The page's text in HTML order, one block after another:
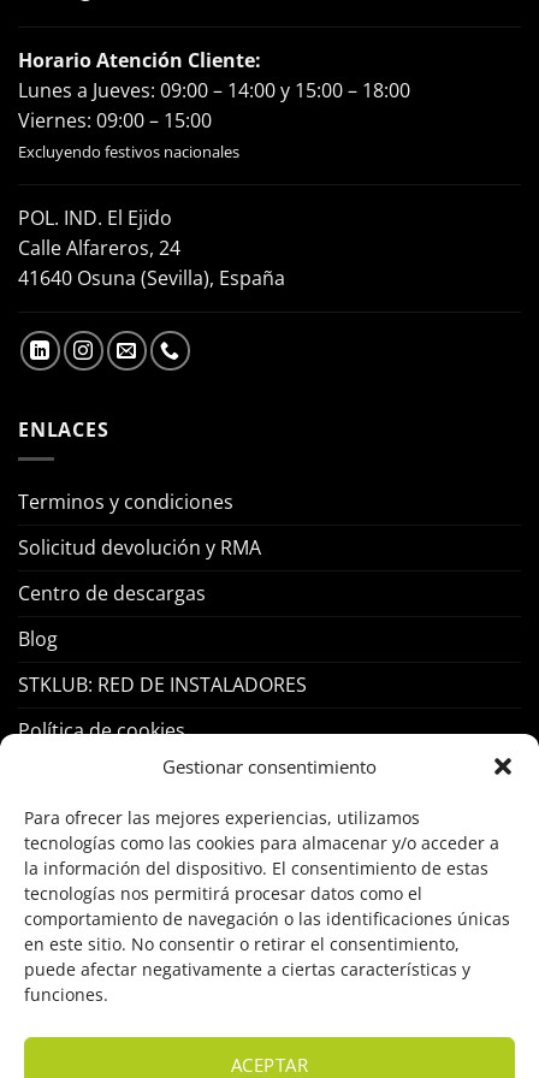
Gestionar consentimiento
Para ofrecer las mejores experiencias, utilizamos
tecnologías como las cookies para almacenar y/o acceder a
la información del dispositivo. El consentimiento de estas
tecnologías nos permitirá procesar datos como el
comportamiento de navegación o las identificaciones únicas
en este sitio. No consentir o retirar el consentimiento,
puede afectar negativamente a ciertas características y
funciones.
ACEPTAR
Horario Atención Cliente:
Lunes a Jueves: 09:00 – 14:00 y 15:00 – 18:00
Viernes: 09:00 – 15:00
Excluyendo festivos nacionales
POL. IND. El Ejido
Calle Alfareros, 24
41640 Osuna (Sevilla), España
ENLACES
Terminos y condiciones
Solicitud devolución y RMA
Centro de descargas
Blog
STKLUB: RED DE INSTALADORES
Política de cookies
Control Acceso
Hogar Inteligente
Incendio
Intrusión